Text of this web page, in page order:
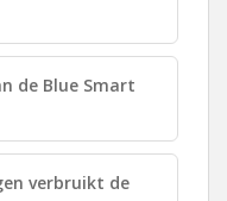
de Blue Smart
verbruikt de